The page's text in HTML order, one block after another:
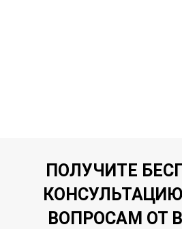
ПОЛУЧИТЕ
ВОПРОСАМ ОТ